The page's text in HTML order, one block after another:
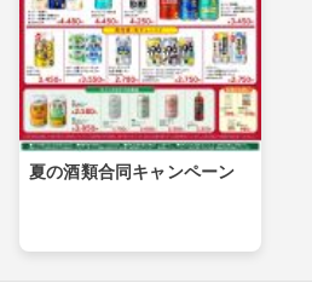
夏の酒類合同キャンペーン